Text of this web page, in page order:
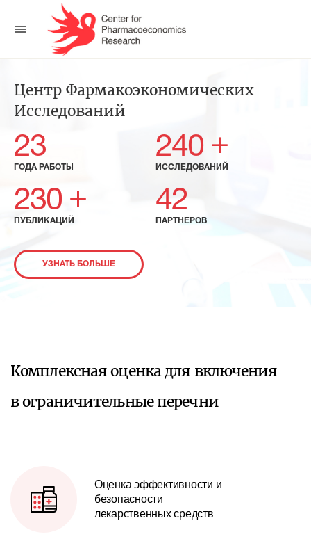
Центр Фармакоэкономических
Исследований
23
ГОДА РАБОТЫ
240 +
ИССЛЕДОВАНИЙ
230 +
ПУБЛИКАЦИЙ
42
ПАРТНЕРОВ
УЗНАТЬ БОЛЬШЕ
Комплексная оценка для включения
в ограничительные перечни
Оценка эффективности и
безопасности
лекарственных средств